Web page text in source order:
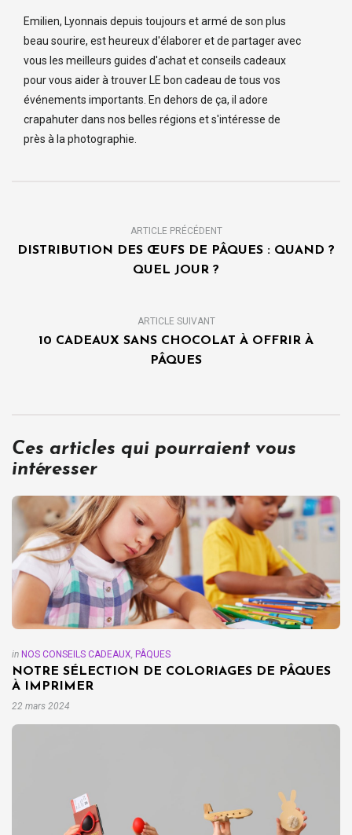
Emilien, Lyonnais depuis toujours et armé de son plus
beau sourire, est heureux d'élaborer et de partager avec
vous les meilleurs guides d'achat et conseils cadeaux
pour vous aider à trouver LE bon cadeau de tous vos
événements importants. En dehors de ça, il adore
crapahuter dans nos belles régions et s'intéresse de
près à la photographie.
ARTICLE PRÉCÉDENT
DISTRIBUTION DES ŒUFS DE PÂQUES : QUAND ?
QUEL JOUR ?
ARTICLE SUIVANT
10 CADEAUX SANS CHOCOLAT À OFFRIR À
PÂQUES
Ces articles qui pourraient vous
intéresser
in NOS CONSEILS CADEAUX PÂQUES
NOTRE SÉLECTION DE COLORIAGES DE PÂQUES
À IMPRIMER
22 mars 2024